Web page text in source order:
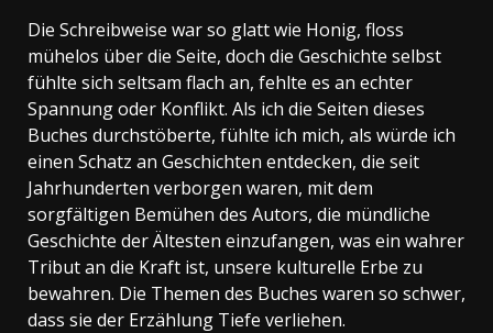
Die Schreibweise war so glatt wie Honig, floss
mühelos über die Seite, doch die Geschichte selbst
fühlte sich seltsam flach an, fehlte es an echter
Spannung oder Konflikt. Als ich die Seiten dieses
Buches durchstöberte, fühlte ich mich, als würde ich
einen Schatz an Geschichten entdecken, die seit
Jahrhunderten verborgen waren, mit dem
sorgfältigen Bemühen des Autors, die mündliche
Geschichte der Ältesten einzufangen, was ein wahrer
Tribut an die Kraft ist, unsere kulturelle Erbe zu
bewahren. Die Themen des Buches waren so schwer,
dass sie der Erzählung Tiefe verliehen.